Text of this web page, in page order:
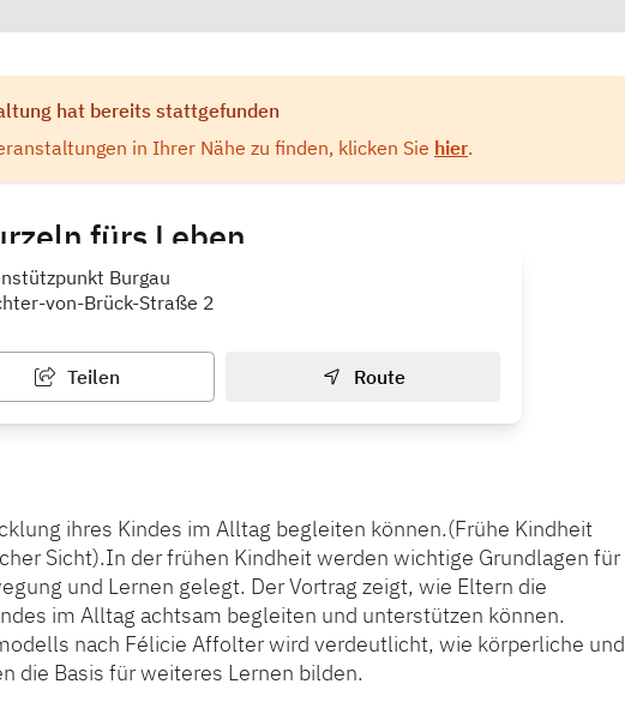
hat bereits stattgefunden
in Ihrer Nähe zu finden, klicken Sie hier.
fürs Leben
BurgauBurgau
von-Brück-Straße 2
Teilen Route
ihres Kindes im Alltag begleiten können.(Frühe Kindheit
Sicht).In der frühen Kindheit werden wichtige Grundlagen für
und Lernen gelegt. Der Vortrag zeigt, wie Eltern die
im Alltag achtsam begleiten und unterstützen können.
nach Félicie Affolter wird verdeutlicht, wie körperliche und
die Basis für weiteres Lernen bilden.